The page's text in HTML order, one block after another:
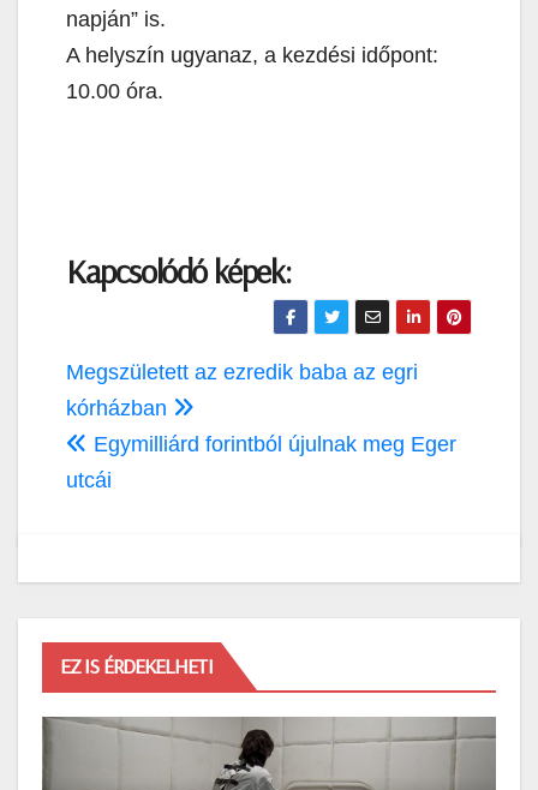
napján” is.
A helyszín ugyanaz, a kezdési időpont:
10.00 óra.
Kapcsolódó képek:
Bejegyzés
navigáció
Megszületett az ezredik baba az egri
kórházban
Egymilliárd forintból újulnak meg Eger
utcái
EZ IS ÉRDEKELHETI